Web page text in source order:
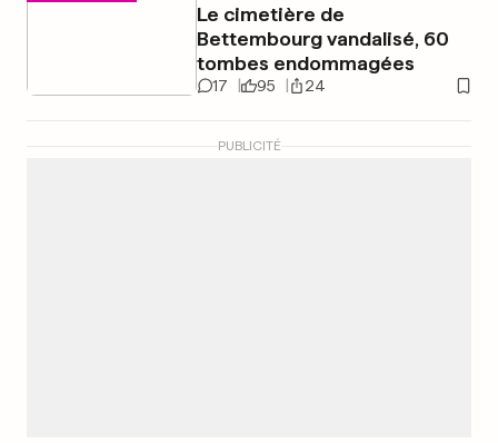
Le cimetière de
Bettembourg vandalisé, 60
tombes endommagées
17 95 24
PUBLICITÉ